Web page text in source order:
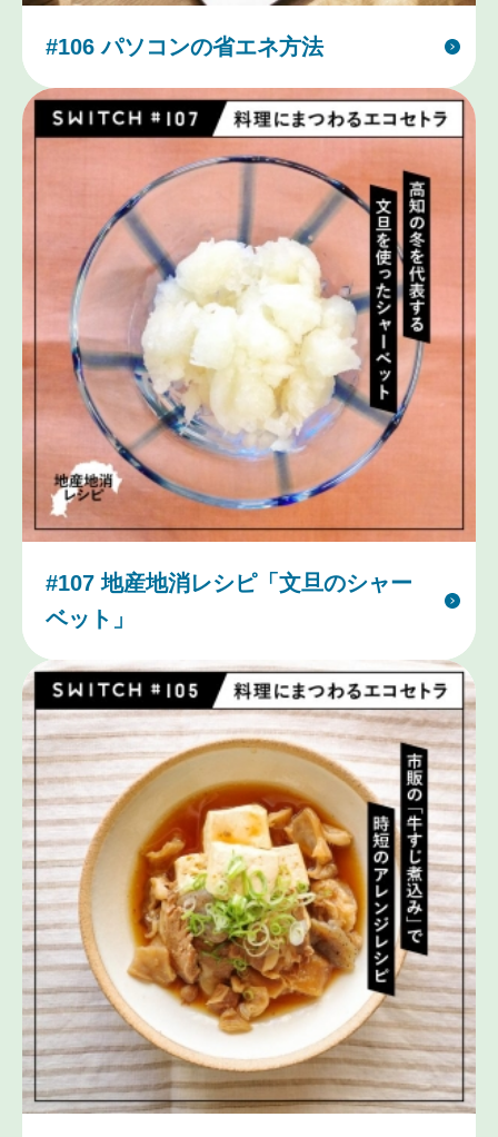
#106 パソコンの省エネ方法
#107 地産地消レシピ「文旦のシャー
ベット」